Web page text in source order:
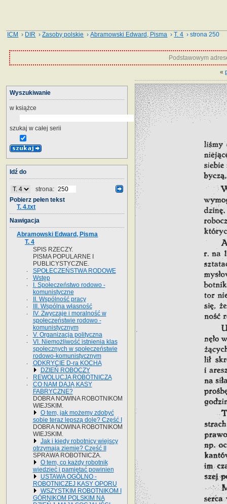
ICM › DIR ›Zasoby polskie ›Abramowski Edward, Pisma ›T. 4 › strona 250
Podstawowym
«
Wyszukiwanie
w książce
szukaj w całej serii
Idź do
strona:
Pobierz pełen tekst
T. 4.txt
Nawigacja
Abramowski Edward, Pisma
T. 4
SPIS RZECZY.
PISMA POPULARNE I
PUBLICYSTYCZNE.
SPOŁECZEŃSTWA RODOWE
Wstęp
I. Społeczeństwo rodowo -
komunistyczne
II. Wspólność pracy
III. Wspólna własność
IV. Zwyczaje i moralność w
społeczeństwie rodowo -
komunistycznym
V. Organizacja polityczna
VI. Niemożliwość istnienia klas
społecznych w społeczeństwie
rodowo-komunistycznym
ODKRYCIE D-ra KOCHA
DZIEŃ ROBOCZY
REWOLUCJA ROBOTNICZA
CO NAM DAJĄ KASY
FABRYCZNE?
DOBRA NOWINA ROBOTNIKOM
WIEJSKIM.
O tem, jak możemy zdobyć
sobie teraz lepszą dolę? Część I
DOBRA NOWINA ROBOTNIKOM
WIEJSKIM.
Jak i kiedy robotnicy wiejscy
otrzymają ziemię? Część II
SPRAWA ROBOTNICZA.
O tem, co każdy robotnik
wiedzieć i pamiętać powinien
USTAWA OGÓLNO -
ROBOTNICZEJ KASY OPORU
WSZYSTKIM ROBOTNIKOM I
GÓRNIKOM POLSKIM NA